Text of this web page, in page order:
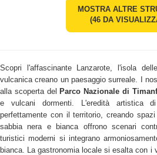
MOSTRA ALTRE
(46 DA
Scopri l'affascinante Lanzarote, l'isola
vulcanica creano un paesaggio surreale. I
alla scoperta del Parco Nazionale di
e vulcani dormenti. L'eredità artistica
perfettamente con il territorio, creando
sabbia nera e bianca offrono scenari
turistici moderni si integrano
bianca. La gastronomia locale si esalta con i